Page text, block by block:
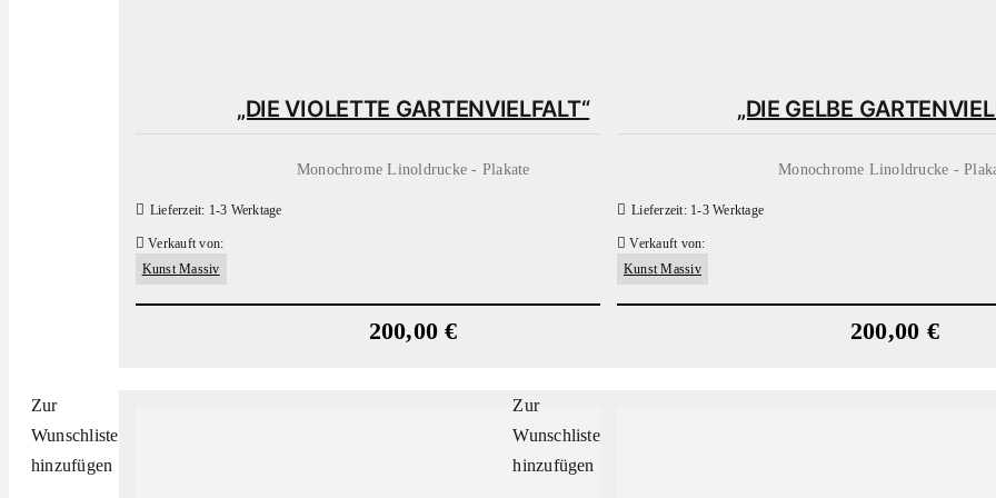
„DIE VIOLETTE GARTENVIELFALT“
Monochrome Linoldrucke - Plakate
Lieferzeit: 1-3 Werktage
200,00€
Verkauft von:
Kunst Massiv
„DIE GELBE
Monochrome Linoldrucke -
Lieferzeit: 1-3 Werktage
200,00 €
Verkauft von:
Kunst Massiv
Zur
Wunschliste
hinzufügen
Zur
Wunschliste
hinzufügen